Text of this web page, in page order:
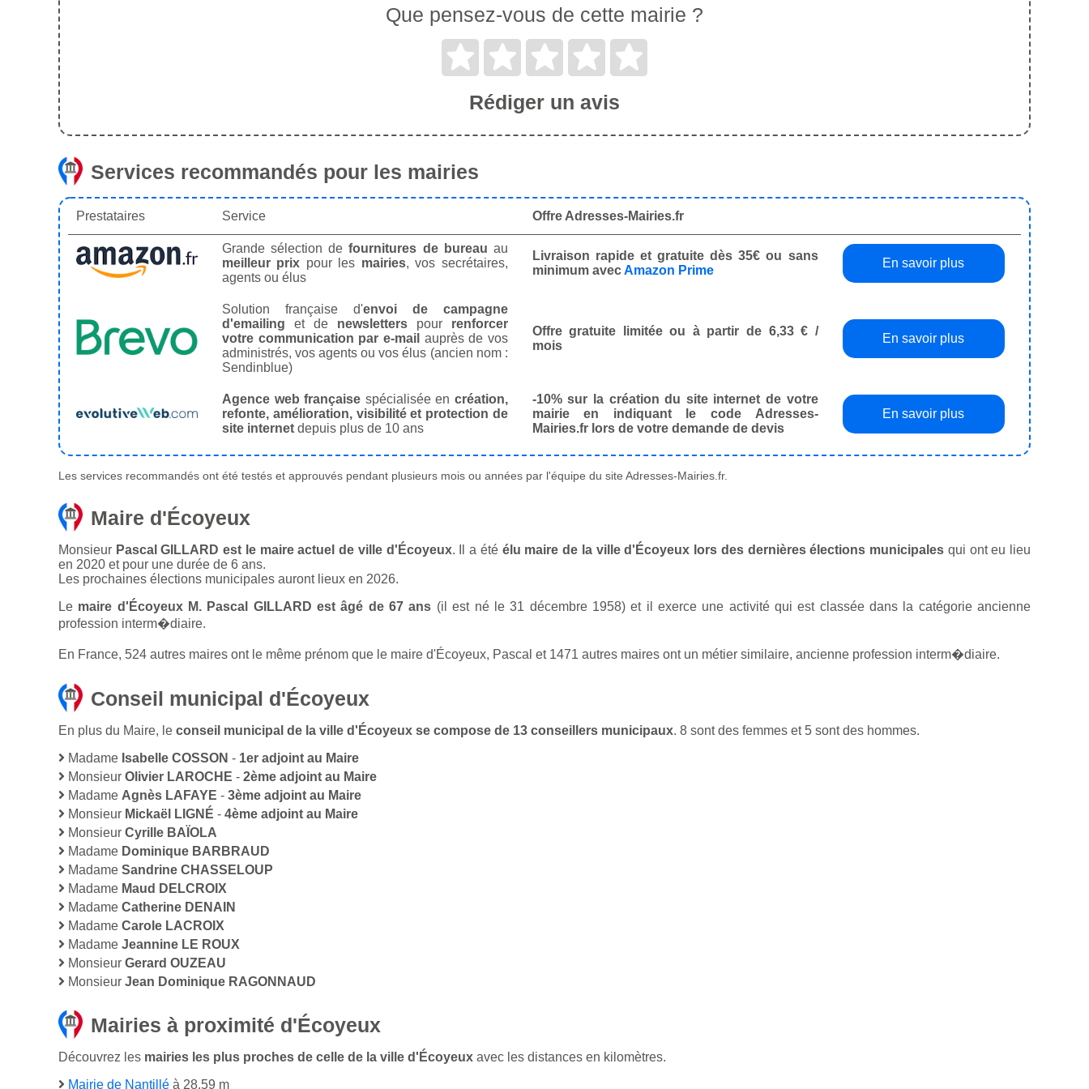
Que pensez-vous de cette mairie ?
Rédiger un avis
Services recommandés pour les mairies
Prestataires Service Offre Adresses-Mairies.fr
Grande sélection defournitures de bureau au
meilleur prix pour les mairies, vos secrétaires,
agents ou élus
Livraison rapide et gratuite dès 35€ ou sans
minimum avecAmazon Prime
En savoir plus
Solution française d'envoi de campagne
d'emailing et de newsletterspour renforcer
votre communication par e-mail auprès de vos
administrés, vos agents ou vos élus (ancien nom :
Sendinblue)
Offre gratuite limitée ou à partir de 6,33 € /
mois
En savoir plus
Agence web française spécialisée en création,
refonte, amélioration, visibilité et protection de
site internet depuis plus de 10 ans
-10% sur la création du site internet de votre
mairie en indiquant le code Adresses-
Mairies.fr lors de votre demande de devis
En savoir plus
Les services recommandés ont été testés et approuvés pendant plusieurs mois ou années par l'équipe du site Adresses-Mairies.fr.
Maire d'Écoyeux
Monsieur Pascal GILLARD est le maire actuel de ville d'Écoyeux. Il a été élu maire de la ville d'Écoyeux lors des dernières élections municipales qui ont eu lieu
en 2020 et pour une durée de 6 ans.
Les prochaines élections municipales auront lieux en 2026.
Le maire d'Écoyeux M. Pascal GILLARD est âgé de 67 ans (il est né le 31 décembre 1958) et il exerce une activité qui est classée dans la catégorie ancienne
profession interm�diaire.
En France, 524 autres maires ont le même prénom que le maire d'Écoyeux, Pascal et 1471 autres maires ont un métier similaire, ancienne profession interm�diaire.
Conseil municipal d'Écoyeux
En plus du Maire, le conseil municipal de la ville d'Écoyeux se compose de 13 conseillers municipaux. 8 sont des femmes et 5 sont des hommes.
Madame Isabelle COSSON - 1er adjoint au Maire
Monsieur Olivier LAROCHE - 2ème adjoint au Maire
Madame Agnès LAFAYE - 3ème adjoint au Maire
Monsieur Mickaël LIGNÉ - 4ème adjoint au Maire
Monsieur Cyrille BAÏOLA
Madame Dominique BARBRAUD
Madame Sandrine CHASSELOUP
Madame Maud DELCROIX
Madame Catherine DENAIN
Madame Carole LACROIX
Madame Jeannine LE ROUX
Monsieur Gerard OUZEAU
Monsieur Jean Dominique RAGONNAUD
Mairies à proximité d'Écoyeux
Découvrez les mairies les plus proches de celle de la ville d'Écoyeux avec les distances en kilomètres.
Mairie de Nantillé à 28,59 m